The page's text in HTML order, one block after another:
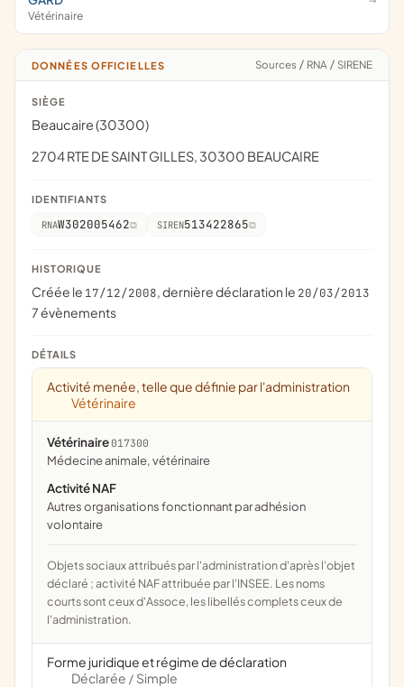
Vétérinaire
DONNÉES OFFICIELLES Sources / RNA / SIRENE
SIÈGE
Beaucaire (30300)
2704 RTE DE SAINT GILLES, 30300 BEAUCAIRE
IDENTIFIANTS
RNAW302005462 SIREN513422865
HISTORIQUE
Créée le 17/12/2008, dernière déclaration le 20/03/2013
7 évènements
DÉTAILS
Activité menée, telle que définie par l'administration
Vétérinaire
Vétérinaire 017300
médecine animale, vétérinaire
Activité NAF
Autres organisations fonctionnant par adhésion
volontaire
Objets sociaux attribués par l'administration d'après l'objet
déclaré ; activité NAF attribuée par l'INSEE. Les noms
courts sont ceux d'Assoce, les libellés complets ceux de
l'administration.
Forme juridique et régime de déclaration
Déclarée / Simple